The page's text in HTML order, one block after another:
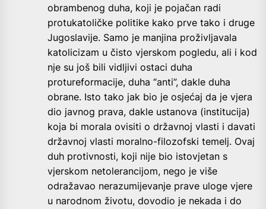
obrambenog duha, koji je pojačan radi
protukatoličke politike kako prve tako i druge
Jugoslavije. Samo je manjina proživljavala
katolicizam u čisto vjerskom pogledu, ali i kod
nje su još bili vidljivi ostaci duha
protureformacije, duha “anti”, dakle duha
obrane. Isto tako jak bio je osjećaj da je vjera
dio javnog prava, dakle ustanova (institucija)
koja bi morala ovisiti o državnoj vlasti i davati
državnoj vlasti moralno-filozofski temelj. Ovaj
duh protivnosti, koji nije bio istovjetan s
vjerskom netolerancijom, nego je više
odražavao nerazumijevanje prave uloge vjere
u narodnom životu, dovodio je nekada i do